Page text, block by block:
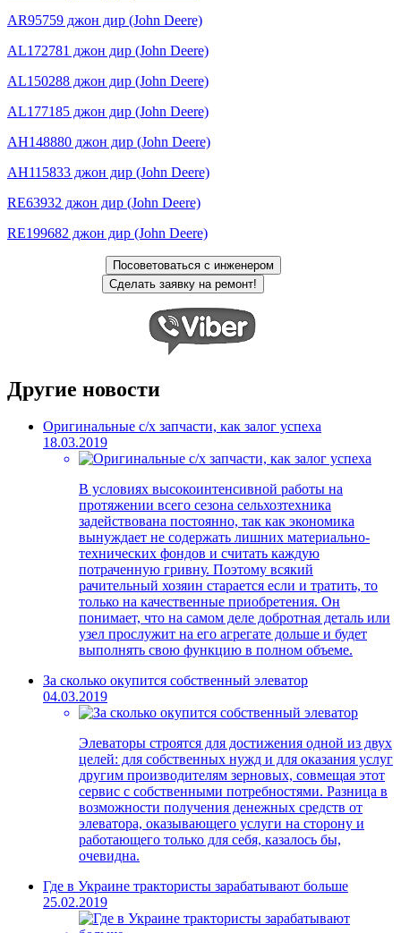
AR95759 джон дир (John Deere)
AL172781 джон дир (John Deere)
AL150288 джон дир (John Deere)
AL177185 джон дир (John Deere)
AH148880 джон дир (John Deere)
AH115833 джон дир (John Deere)
RE63932 джон дир (John Deere)
RE199682 джон дир (John Deere)
Другие новости
Оригинальные с/х запчасти, как залог успеха
18.03.2019
В условиях высокоинтенсивной работы на
протяжении всего сезона сельхозтехника
задействована постоянно, так как экономика
вынуждает не содержать лишних материально-
технических фондов и считать каждую
потраченную гривну. Поэтому всякий
рачительный хозяин старается если и тратить, то
только на качественные приобретения. Он
понимает, что на самом деле добротная деталь или
узел прослужит на его агрегате дольше и будет
выполнять свою функцию в полном объеме.
За сколько окупится собственный элеватор
04.03.2019
Элеваторы строятся для достижения одной из двух
целей: для собственных нужд и для оказания услуг
другим производителям зерновых, совмещая этот
сервис с собственными потребностями. Разница в
возможности получения денежных средств от
элеватора, оказывающего услуги на сторону и
работающего только для себя, казалось бы,
очевидна.
Где в Украине трактористы зарабатывают больше
25.02.2019